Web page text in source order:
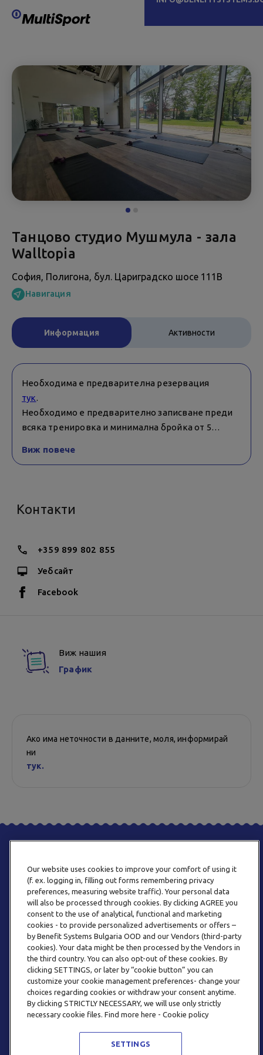
Танцово студио Мушмула - зала
Walltopia
София, Полигона, бул. Цариградско шосе 111В
Навигация
Информация Активности
Необходима е предварителна резервация
тук.
Необходимо e предварително записване преди
всяка тренировка и минимална бройка от 5
Виж повече
Контакти
+359 899 802 855
Уебсайт
Facebook
Виж нашия
График
Ако има неточности в данните, моля, информирай
ни
тук.
ТЕЛЕФОН
0800 123 92
EMAIL
INFO@BENEFITSYSTEMS.BG
Our website uses cookies to improve your comfort of using it
(f. ex. logging in, filling out forms remembering privacy
preferences, measuring website traffic). Your personal data
will also be processed through cookies. By clicking AGREE you
consent to the use of analytical, functional and marketing
cookies - to provide personalized advertisements or offers –
by Benefit Systems Bulgaria OOD and our Vendors (third-party
cookies). Your data might be then processed by the Vendors in
the third country. You can also opt-out of these cookies. By
clicking SETTINGS, or later by “cookie button” you can
customize your cookie management preferences- change your
choices regarding cookies or withdraw your consent anytime.
By clicking STRICTLY NECESSARY, we will use only strictly
necessary cookie files. Find more here - Cookie policy
SETTINGS